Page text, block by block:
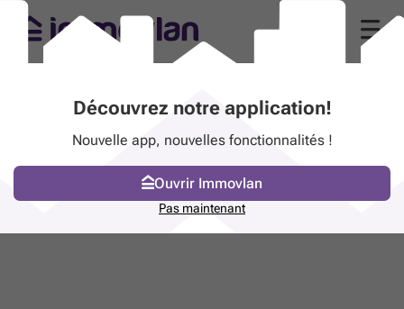
Découvrez notre application!
Nouvelle app, nouvelles fonctionnalités !
Ouvrir Immovlan
Pas maintenant